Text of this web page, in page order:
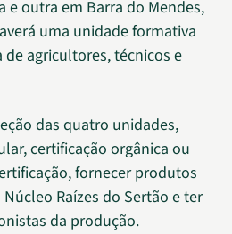
e outra em Barra do Mendes,
uma unidade formativa
agricultores, técnicos e
das quatro unidades,
certificação orgânica ou
fornecer produtos
Raízes do Sertão e ter
da produção.